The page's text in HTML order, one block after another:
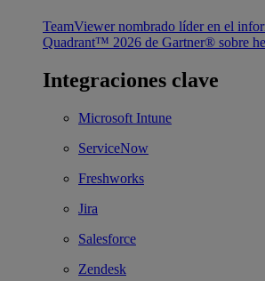
TeamViewer nombrado líder en el
Quadrant™ 2026 de Gartner® sobre
Integraciones clave
Microsoft Intune
ServiceNow
Freshworks
Jira
Salesforce
Zendesk